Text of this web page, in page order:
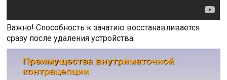
Важно! Способность к зачатию восстанавливается
сразу после удаления устройства.